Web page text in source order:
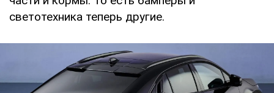
светотехника теперь другие.